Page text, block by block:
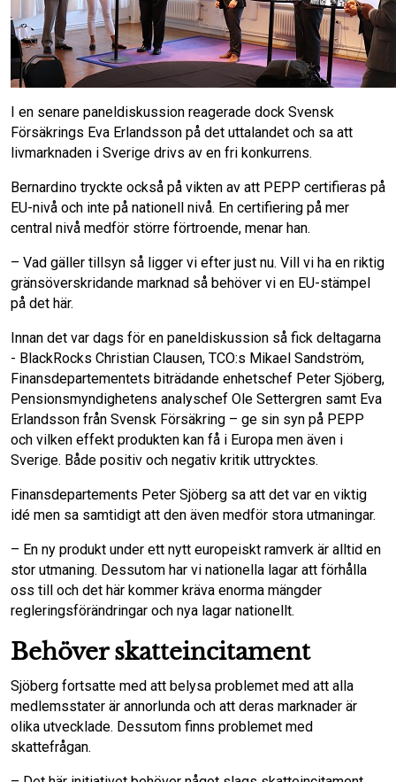
I en senare paneldiskussion reagerade dock Svensk
Försäkrings Eva Erlandsson på det uttalandet och sa att
livmarknaden i Sverige drivs av en fri konkurrens.
Bernardino tryckte också på vikten av att PEPP certifieras på
EU-nivå och inte på nationell nivå. En certifiering på mer
central nivå medför större förtroende, menar han.
– Vad gäller tillsyn så ligger vi efter just nu. Vill vi ha en riktig
gränsöverskridande marknad så behöver vi en EU-stämpel
på det här.
Innan det var dags för en paneldiskussion så fick deltagarna
- BlackRocks Christian Clausen, TCO:s Mikael Sandström,
Finansdepartementets biträdande enhetschef Peter Sjöberg,
Pensionsmyndighetens analyschef Ole Settergren samt Eva
Erlandsson från Svensk Försäkring – ge sin syn på PEPP
och vilken effekt produkten kan få i Europa men även i
Sverige. Både positiv och negativ kritik uttrycktes.
Finansdepartements Peter Sjöberg sa att det var en viktig
idé men sa samtidigt att den även medför stora utmaningar.
– En ny produkt under ett nytt europeiskt ramverk är alltid en
stor utmaning. Dessutom har vi nationella lagar att förhålla
oss till och det här kommer kräva enorma mängder
regleringsförändringar och nya lagar nationellt.
Behöver skatteincitament
Sjöberg fortsatte med att belysa problemet med att alla
medlemsstater är annorlunda och att deras marknader är
olika utvecklade. Dessutom finns problemet med
skattefrågan.